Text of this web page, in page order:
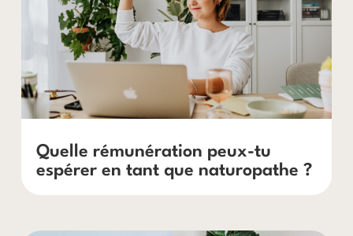
Quelle rémunération peux-tu
espérer en tant que naturopathe ?